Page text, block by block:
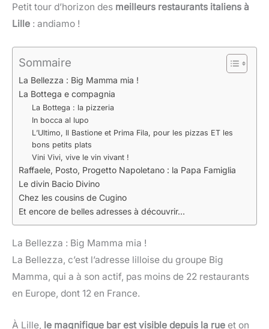
Petit tour d’horizon des meilleurs restaurants italiens à
Lille : andiamo !
Sommaire
La Bellezza : Big Mamma mia !
La Bottega e compagnia
La Bottega : la pizzeria
In bocca al lupo
L’Ultimo, Il Bastione et Prima Fila, pour les pizzas ET les
bons petits plats
Vini Vivi, vive le vin vivant !
Raffaele, Posto, Progetto Napoletano : la Papa Famiglia
Le divin Bacio Divino
Chez les cousins de Cugino
Et encore de belles adresses à découvrir…
La Bellezza : Big Mamma mia !
La Bellezza, c’est l’adresse lilloise du groupe Big
Mamma, qui a à son actif, pas moins de 22 restaurants
en Europe, dont 12 en France.
À Lille, le magnifique bar est visible depuis la rue et on